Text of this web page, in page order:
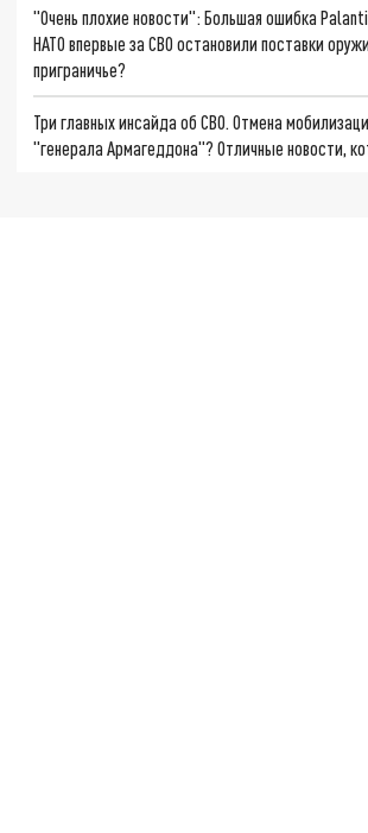
"Очень плохие новости": Большая ошибка
НАТО впервые за СВО остановили поставки
приграничье?
Три главных инсайда об СВО. Отмена
"генерала Армагеддона"? Отличные новости,